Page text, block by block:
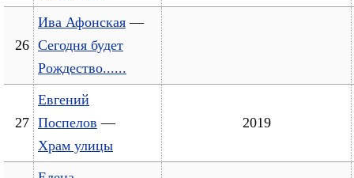
26
Ива Афонская —
Сегодня будет
Рождество......
27
Евгений
Поспелов —
Храм улицы
2019